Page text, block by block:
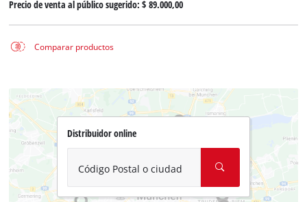
Precio de venta al público sugerido:$ 89.000,00
Comparar productos
Distribuidor online
Código Postal o ciudad